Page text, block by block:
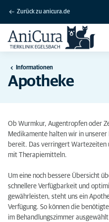
Zurück zu anicura.de
Informationen
Apotheke
Ob Wurmkur, Augentropfen oder
Medikamente halten wir in
bereit. Das verringert Wartezeiten
mit Therapiemitteln.
Um eine noch bessere Übersicht
schnellere Verfügbarkeit und
gewährleisten, steht uns ein
Verfügung. So können die
im Behandlungszimmer